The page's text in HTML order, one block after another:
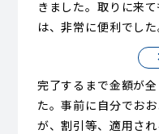
きました。取りに来
は、非常に便利でした
完了するまで金額が
た。事前に自分でお
が、割引等、適用さ